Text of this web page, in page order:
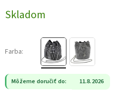
cena:
Skladom
Farba:
Môžeme doručiť do: 11.8.2026